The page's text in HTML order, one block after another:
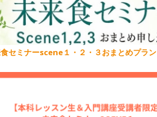
セミナーscene１・２・３おまとめプラン